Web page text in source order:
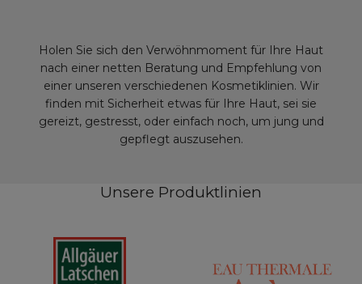
Holen Sie sich den Verwöhnmoment für Ihre Haut
nach einer netten Beratung und Empfehlung von
einer unseren verschiedenen Kosmetiklinien. Wir
finden mit Sicherheit etwas für Ihre Haut, sei sie
gereizt, gestresst, oder einfach noch, um jung und
gepflegt auszusehen.
Unsere Produktlinien